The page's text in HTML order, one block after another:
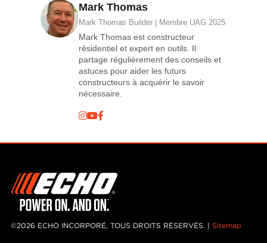
Mark Thomas
Mark Thomas Builder | Membre UAG 2025
Mark Thomas est constructeur
résidentiel et expert en outils. Il
partage régulièrement des conseils et
astuces pour aider les futurs
constructeurs à acquérir le savoir
nécessaire.
©2026 ECHO INCORPORÉ, TOUS DROITS RÉSERVÉS. | Sitemap